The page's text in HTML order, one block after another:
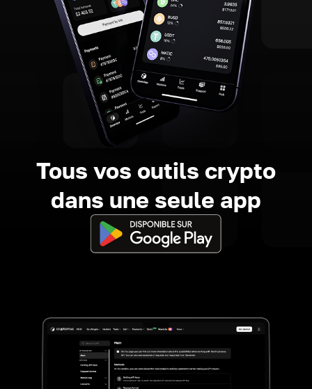
Tous vos outils crypto
dans une seule app